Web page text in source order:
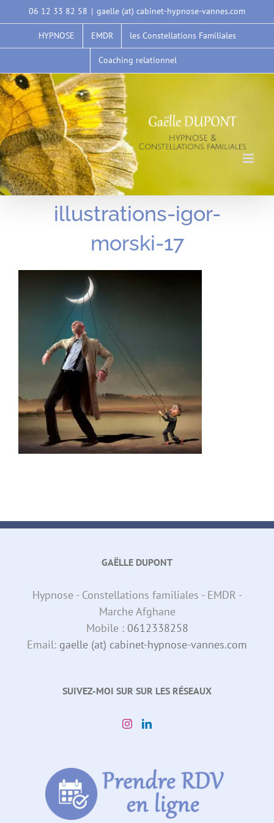
Passer
au
06 12 33 82 58 | gaelle (at) cabinet-hypnose-vannes.com
HYPNOSE EMDR les Constellations Familiales
Coaching relationnel
illustrations-igor-
morski-17
GAËLLE DUPONT
Hypnose - Constellations familiales - EMDR -
Marche Afghane
Mobile : 0612338258
Email: gaelle (at) cabinet-hypnose-vannes.com
SUIVEZ-MOI SUR SUR LES RÉSEAUX